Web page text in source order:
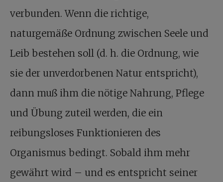
verbunden. Wenn die richtige,
naturgemäße Ordnung zwischen Seele und
Leib bestehen soll (d. h. die Ordnung, wie
sie der unverdorbenen Natur entspricht),
dann muß ihm die nötige Nahrung, Pflege
und Übung zuteil werden, die ein
reibungsloses Funktionieren des
Organismus bedingt. Sobald ihm mehr
gewährt wird – und es entspricht seiner